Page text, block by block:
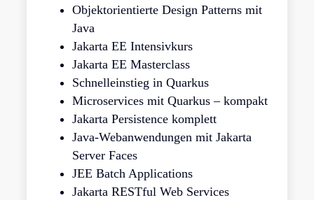
Objektorientierte Design Patterns mit
Java
Jakarta EE Intensivkurs
Jakarta EE Masterclass
Schnelleinstieg in Quarkus
Microservices mit Quarkus – kompakt
Jakarta Persistence komplett
Java-Webanwendungen mit Jakarta
Server Faces
JEE Batch Applications
Jakarta RESTful Web Services